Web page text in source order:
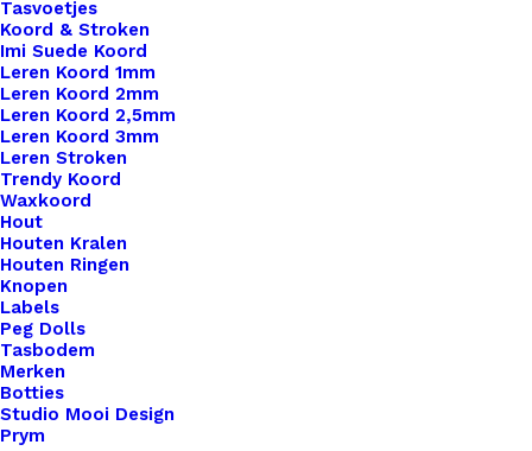
Tasvoetjes
Koord & Stroken
Imi Suede Koord
Leren Koord 1mm
Leren Koord 2mm
Leren Koord 2,5mm
Leren Koord 3mm
Leren Stroken
Trendy Koord
Waxkoord
Hout
Houten Kralen
Houten Ringen
Knopen
Labels
Peg Dolls
Tasbodem
Merken
Botties
Studio Mooi Design
Prym
€3,50